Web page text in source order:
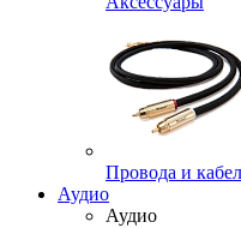
Провода и
Аудио
Аудио